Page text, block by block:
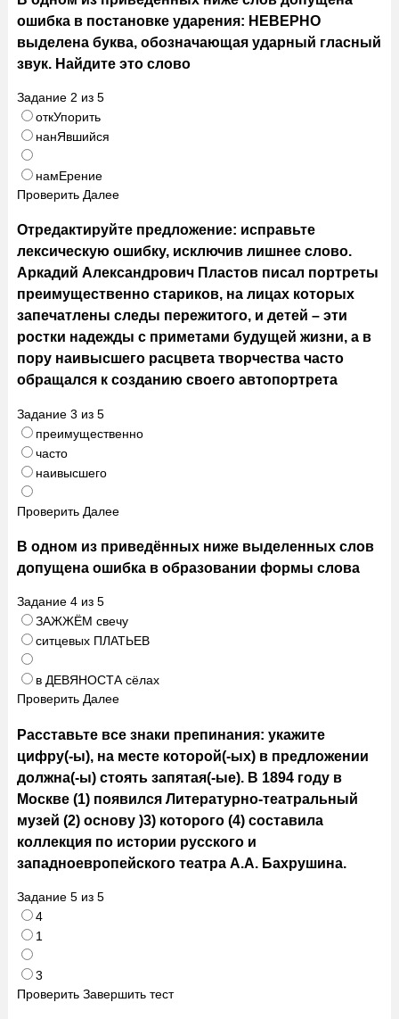
ошибка в постановке ударения: НЕВЕРНО
выделена буква, обозначающая ударный гласный
звук. Найдите это слово
Задание 2 из 5
откУпорить
нанЯвшийся
намЕрение
Проверить Далее
Отредактируйте предложение: исправьте
лексическую ошибку, исключив лишнее слово.
Аркадий Александрович Пластов писал портреты
преимущественно стариков, на лицах которых
запечатлены следы пережитого, и детей – эти
ростки надежды с приметами будущей жизни, а в
пору наивысшего расцвета творчества часто
обращался к созданию своего автопортрета
Задание 3 из 5
преимущественно
часто
наивысшего
Проверить Далее
В одном из приведённых ниже выделенных слов
допущена ошибка в образовании формы слова
Задание 4из 5
ЗАЖЖЁМ свечу
ситцевых ПЛАТЬЕВ
в ДЕВЯНОСТА сёлах
Проверить Далее
Расставьте все знаки препинания: укажите
цифру(-ы), на месте которой(-ых) в предложении
должна(-ы) стоять запятая(-ые). В 1894 году в
Москве (1) появился Литературно-театральный
музей (2) основу )3) которого (4) составила
коллекция по истории русского и
западноевропейского театра А.А. Бахрушина.
Задание 5из 5
4
1
3
Проверить Завершить тест